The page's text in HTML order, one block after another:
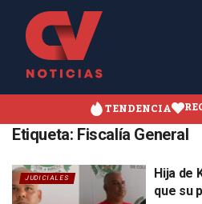
TENDENCIA
Etiqueta: Fiscalía General
JUDICIALES
Hija de
que su